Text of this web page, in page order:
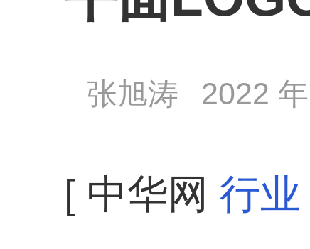
张旭涛 2022
[ 中华网 行业